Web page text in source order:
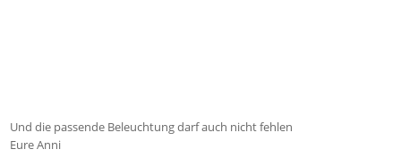
Und die passende Beleuchtung darf auch nicht fehlen
Eure Anni